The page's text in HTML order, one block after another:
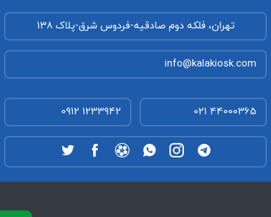
تهران، فلکه دوم صادقیه-فردوس شرق-پلاک 138
info@kalakiosk.com
021 44000365
0912 1233942